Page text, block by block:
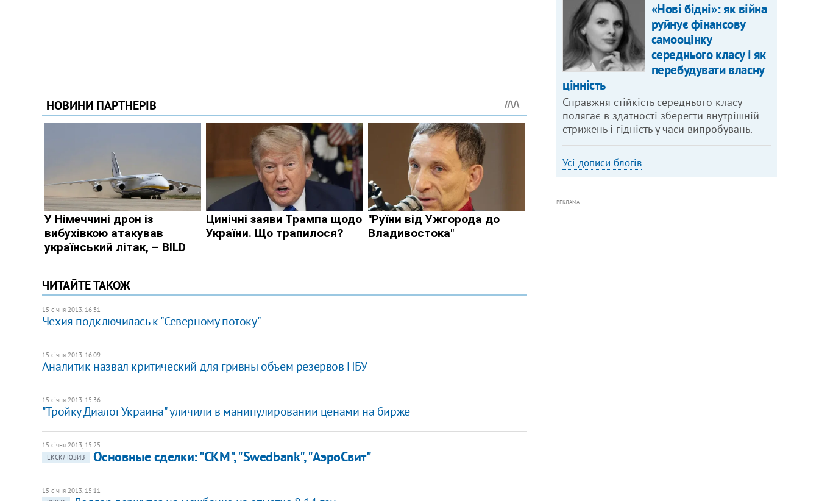
ЧИТАЙТЕ ТАКОЖ
15 січня 2013, 16:31
Чехия подключилась к "Северному потоку"
15 січня 2013, 16:09
Аналитик назвал критический для гривны объем резервов НБУ
15 січня 2013, 15:36
"Тройку Диалог Украина" уличили в манипулировании ценами на бирже
15 січня 2013, 15:25
ЕКСКЛЮЗИВ
Основные сделки: "СКМ", "Swedbank", "АэроСвит"
15 січня 2013, 15:11
«Нові бідні»: як війна
руйнує фінансову
самооцінку
середнього класу і як
перебудувати власну
цінність
Справжня стійкість середнього класу
полягає в здатності зберегти внутрішній
стрижень і гідність у часи випробувань.
Усі дописи блогів
РЕКЛАМА